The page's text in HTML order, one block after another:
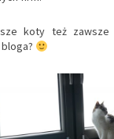
koty też zawsze